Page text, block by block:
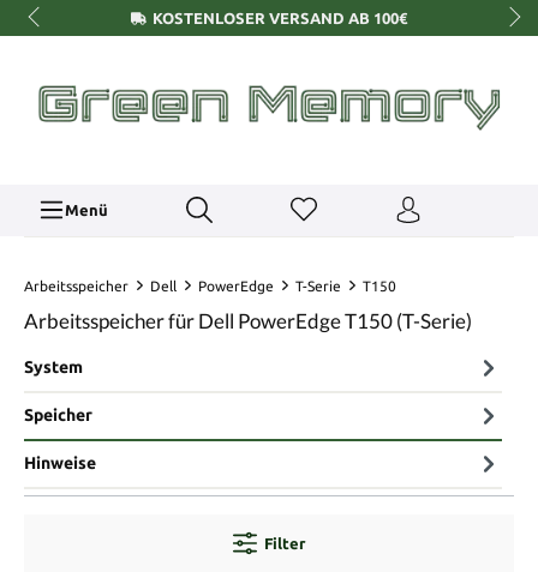
KOSTENLOSER VERSAND AB 100€
Menü
Arbeitsspeicher Dell PowerEdge T-Serie T150
Arbeitsspeicher für Dell PowerEdge T150 (T-Serie)
System
Speicher
Hinweise
Filter